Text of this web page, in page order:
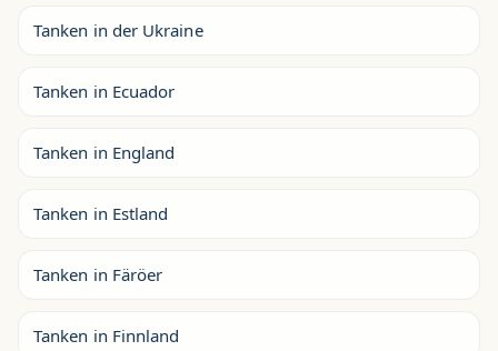
Tanken in der Ukraine
Tanken in Ecuador
Tanken in England
Tanken in Estland
Tanken in Färöer
Tanken in Finnland